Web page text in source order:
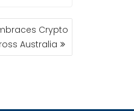
Crypto
Australia